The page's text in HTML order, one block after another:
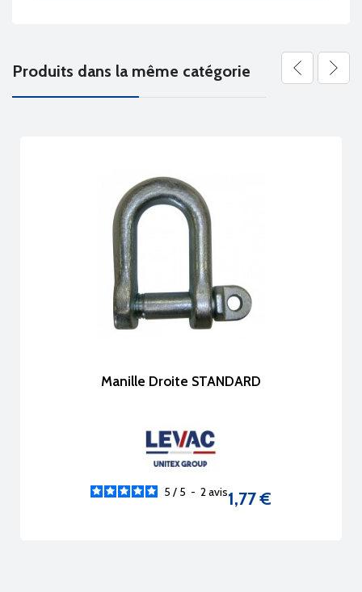
Produits dans la même catégorie
Droite STANDARD
avis1,77 €